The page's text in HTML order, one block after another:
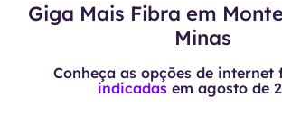
Giga Mais Fibra em
Minas
Conheça as opções de internet
indicadas em agosto de